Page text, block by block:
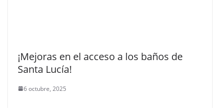
¡Mejoras en el acceso a los baños de
Santa Lucía!
6 octubre, 2025